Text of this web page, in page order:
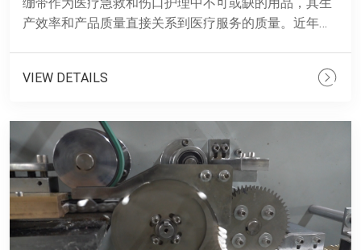
产效率和产品质量直接关系到医疗服务的质量。近年
VIEW DETAILS